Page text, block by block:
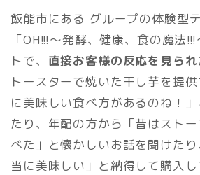
飯能市にある グループの体験型
「OH!!!～発酵、健康、食の魔法
トで、 直接お客様の反応を見られ
トースターで焼いた干し芋を提
に美味しい食べ方があるのね！
たり、年配の方から「昔はスト
べた」と懐かしいお話を聞けた
当に美味しい」と納得して購入